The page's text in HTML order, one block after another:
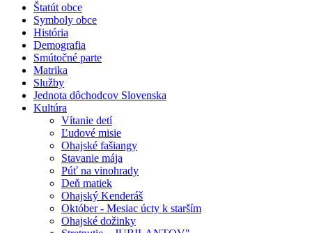
Štatút obce
Symboly obce
História
Demografia
Smútočné parte
Matrika
Služby
Jednota dôchodcov Slovenska
Kultúra
Vítanie detí
Ľudové misie
Ohajské fašiangy
Stavanie mája
Púť na vinohrady
Deň matiek
Ohajský Kenderáš
Október - Mesiac úcty k starším
Ohajské dožinky